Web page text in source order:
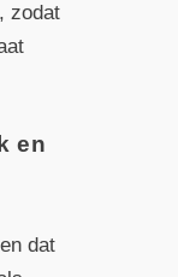
zodat
en
dat